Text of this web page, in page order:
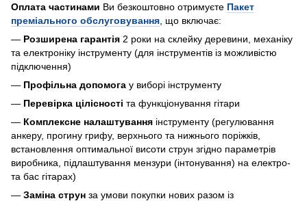
Оплата частинами Ви безкоштовно отримуєте Пакет
преміального обслуговування , що включає:
— Розширена гарантія 2 роки на склейку деревини, механіку
та електроніку інструменту (для інструментів із можливістю
підключення)
— Профільна допомога у виборі інструменту
— Перевірка цілісності та функціонування гітари
— Комплексне налаштування інструменту (регулювання
анкеру, прогину грифу, верхнього та нижнього поріжків,
встановлення оптимальної висоти струн згідно параметрів
виробника, підлаштування мензури (інтонування) на електро-
та бас гітарах)
— Заміна струн за умови покупки нових разом із